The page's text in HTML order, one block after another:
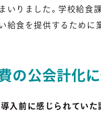
いりました。学校給食
給食を提供するために
の公会計化
入前に感じられていた